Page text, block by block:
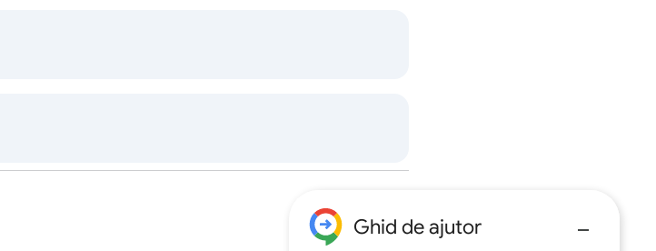
Ghid de ajutor